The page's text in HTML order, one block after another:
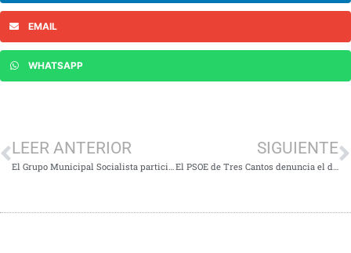
EMAIL
WHATSAPP
LEER ANTERIOR SIGUIENTE